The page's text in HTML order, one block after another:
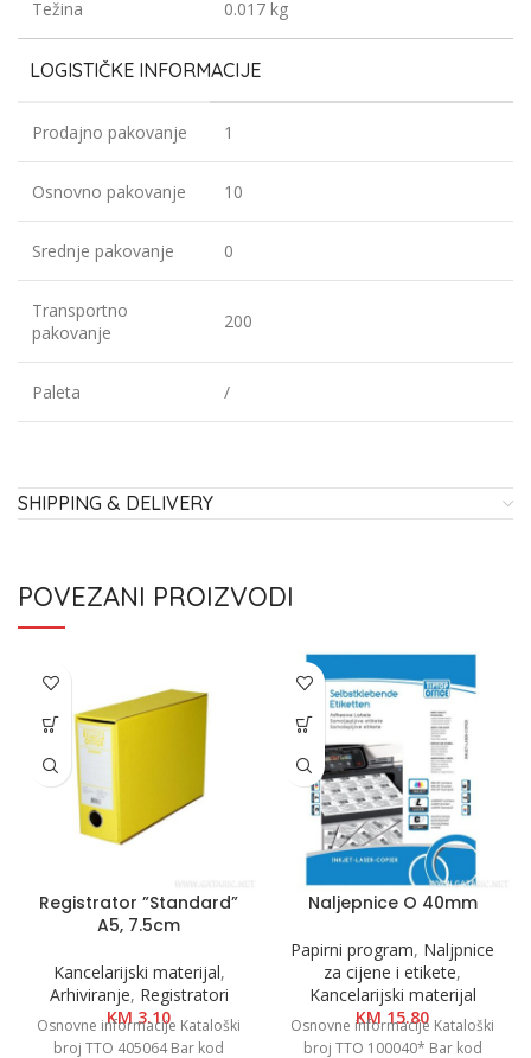
Težina 0.017 kg
LOGISTIČKE INFORMACIJE
Prodajno pakovanje 1
Osnovno pakovanje 10
Srednje pakovanje 0
Transportno
pakovanje
200
Paleta /
SHIPPING & DELIVERY
POVEZANI PROIZVODI
Registrator ”Standard”
A5, 7.5cm
Kancelarijski materijal,
Arhiviranje, Registratori
KM3.10
Osnovne informacije Kataloški
broj TTO 405064 Bar kod
Naljepnice O 40mm
Papirni program, Naljpnice
za cijene i etikete,
Kancelarijski materijal
KM15.80
Osnovne informacije Kataloški
broj TTO 100040* Bar kod